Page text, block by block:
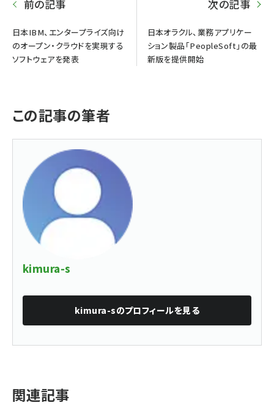
前の記事
日本IBM、エンタープライズ向け
のオープン・クラウドを実現する
ソフトウェアを発表
次の記事
日本オラクル、業務アプリケー
ション製品「PeopleSoft」の最
新版を提供開始
この記事の筆者
kimura-s
kimura-sのプロフィールを見る
関連記事